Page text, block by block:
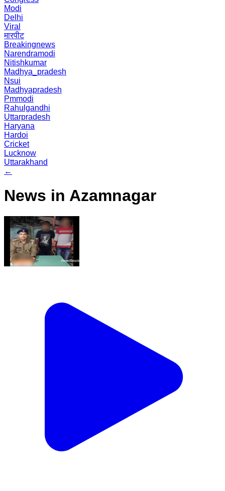
Modi
Delhi
Viral
मारपीट
Breakingnews
Narendramodi
Nitishkumar
Madhya_pradesh
Nsui
Madhyapradesh
Pmmodi
Rahulgandhi
Uttarpradesh
Haryana
Hardoi
Cricket
Lucknow
Uttarakhand
←
News in Azamnagar